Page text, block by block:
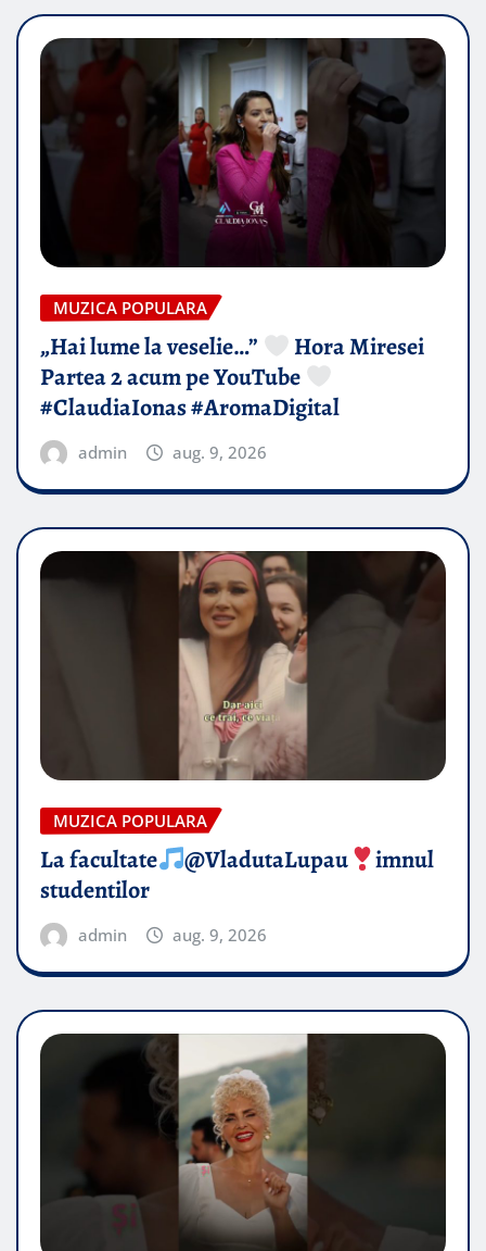
MUZICA POPULARA
„Hai lume la veselie…”
Hora Miresei
Partea 2 acum pe YouTube
#ClaudiaIonas #AromaDigital
admin aug. 9, 2026
MUZICA POPULARA
La facultate @VladutaLupau
imnul
studentilor
admin aug. 9, 2026